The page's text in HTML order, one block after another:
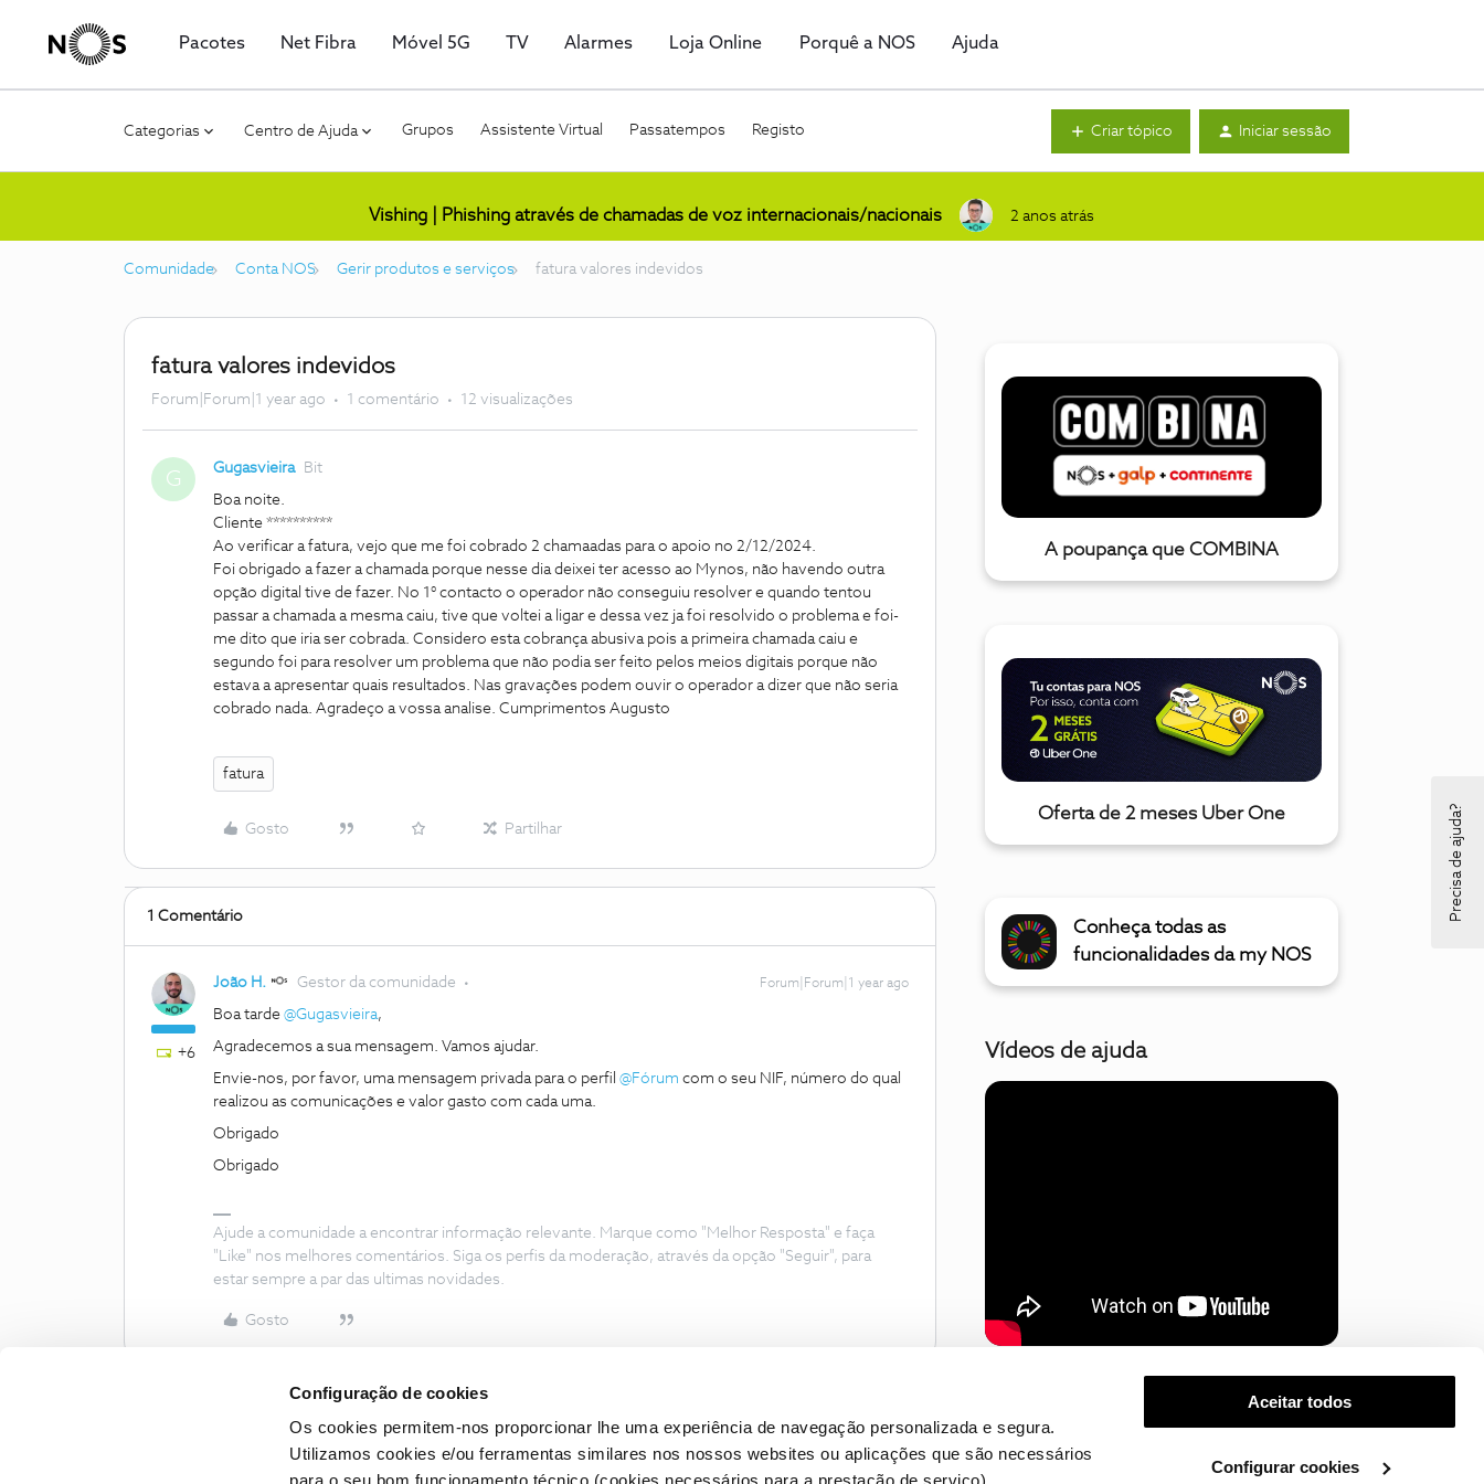
Configuração de cookies
Os cookies permitem-nos proporcionar lhe uma experiência de navegação personalizada e segura.
Utilizamos cookies e/ou ferramentas similares nos nossos websites ou aplicações que são necessários
Aceitar todos
Configurar cookies
Pacotes Net Fibra Móvel 5G TV Alarmes Loja Online Porquê a NOS Ajuda
Categorias Centro de Ajuda Grupos Assistente Virtual Passatempos Registo Criar tópico Iniciar sessão
Vishing | Phishing através de chamadas de voz internacionais/nacionais 2 anos atrás
Comunidade Conta NOS Gerir produtos e serviços fatura valores indevidos
fatura valores indevidos
Forum|Forum|1 year ago 1 comentário 12 visualizações
G Gugasvieira Bit
Boa noite.
Cliente **********
Ao verificar a fatura, vejo que me foi cobrado 2 chamaadas para o apoio no 2/12/2024.
Foi obrigado a fazer a chamada porque nesse dia deixei ter acesso ao Mynos, não havendo outra
opção digital tive de fazer. No 1° contacto o operador não conseguiu resolver e quando tentou
passar a chamada a mesma caiu, tive que voltei a ligar e dessa vez ja foi resolvido o problema e foi-
me dito que iria ser cobrada. Considero esta cobrança abusiva pois a primeira chamada caiu e
segundo foi para resolver um problema que não podia ser feito pelos meios digitais porque não
estava a apresentar quais resultados. Nas gravações podem ouvir o operador a dizer que não seria
cobrado nada. Agradeço a vossa analise. Cumprimentos Augusto
fatura
Gosto Partilhar
1 Comentário
+6
João H. Gestor da comunidade Forum|Forum|1 year ago
Boa tarde ​ @Gugasvieira,
Agradecemos a sua mensagem. Vamos ajudar.
Envie-nos, por favor, uma mensagem privada para o perfil ​ @Fórum com o seu NIF, número do qual
realizou as comunicações e valor gasto com cada uma.
Obrigado
Obrigado
Ajude a comunidade a encontrar informação relevante. Marque como "Melhor Resposta" e faça
"Like" nos melhores comentários. Siga os perfis da moderação, através da opção "Seguir", para
estar sempre a par das ultimas novidades.
Gosto
A poupança que COMBINA
Oferta de 2 meses Uber One
Conheça todas as
funcionalidades da my NOS
Vídeos de ajuda
Precisa de ajuda?